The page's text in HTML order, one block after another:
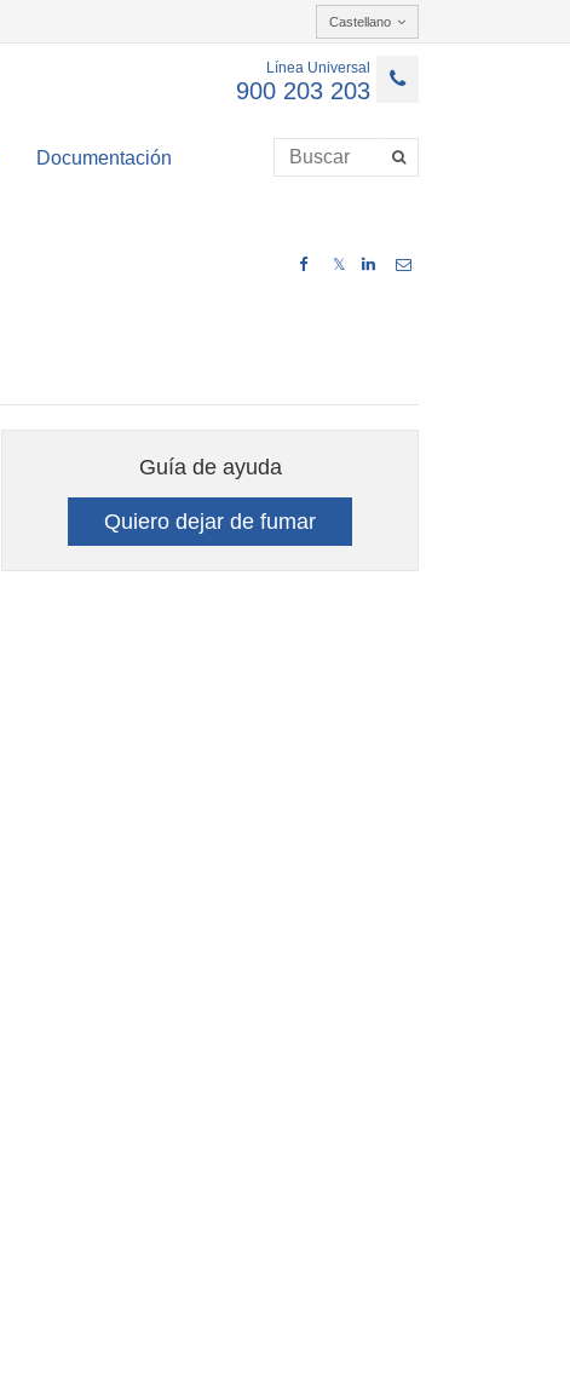
Castellano
Línea Universal
900 203 203
Documentación
𝕏
Guía de ayuda
Quiero dejar de fumar